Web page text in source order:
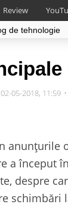
Review
de tehnologie
02-05-2018, 11:59
anunțurile
a început
despre
schimbări